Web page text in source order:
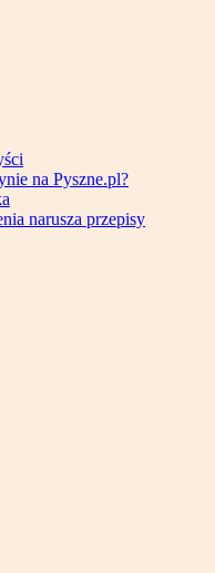
na Pyszne.pl?
narusza przepisy